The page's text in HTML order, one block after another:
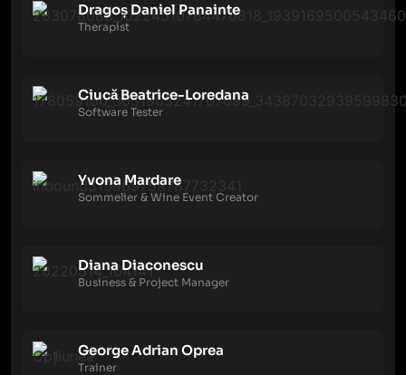
Dragoș Daniel Panainte
Therapist
Ciucă Beatrice-Loredana
Software Tester
Yvona Mardare
Sommelier & Wine Event Creator
Diana Diaconescu
Business & Project Manager
George Adrian Oprea
Trainer